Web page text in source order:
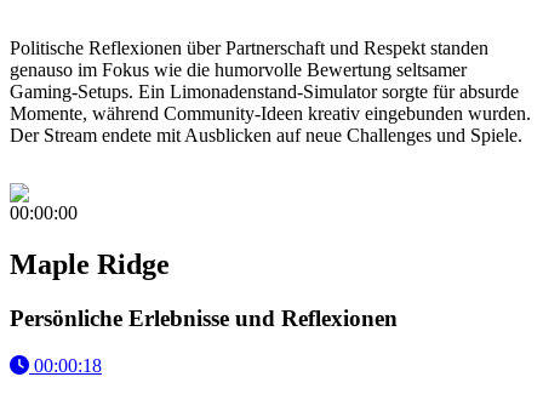
Politische Reflexionen über Partnerschaft und Respekt standen
genauso im Fokus wie die humorvolle Bewertung seltsamer
Gaming-Setups. Ein Limonadenstand-Simulator sorgte für absurde
Momente, während Community-Ideen kreativ eingebunden wurden.
Der Stream endete mit Ausblicken auf neue Challenges und Spiele.
00:00:00
Maple Ridge
Persönliche Erlebnisse und Reflexionen
00:00:18